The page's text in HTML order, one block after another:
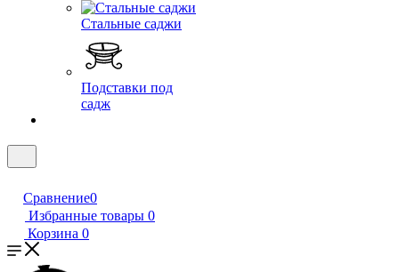
Стальные саджи
Подставки под
садж
Сравнение0
Избранные товары 0
Корзина 0